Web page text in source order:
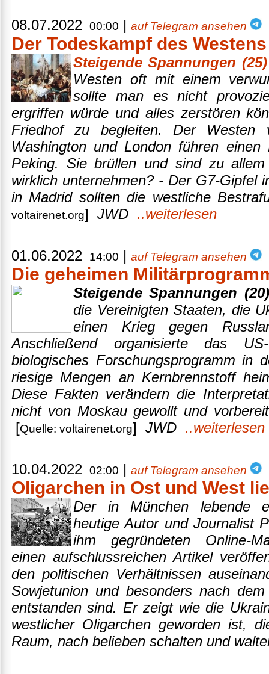
08.07.2022 00:00 | auf Telegram ansehen
Der Todeskampf des Westens
Steigende Spannungen (25)
Westen oft mit einem
sollte man es nicht
ergriffen würde und alles zerstören
Friedhof zu begleiten. Der
Washington und London führen
Peking. Sie brüllen und sind zu
wirklich unternehmen? - Der G7-Gipfel
in Madrid sollten die westliche
voltairenet.org] JWD ..weiterlesen
01.06.2022 14:00 | auf Telegram ansehen
Die geheimen
Steigende Spannungen
die Vereinigten Staaten, die
einen Krieg gegen
Anschließend organisierte das US-
biologisches Forschungsprogramm in
riesige Mengen an Kernbrennstoff
Diese Fakten verändern die
nicht von Moskau gewollt und
[Quelle: voltairenet.org] JWD ..weiterlesen
10.04.2022 02:00 | auf Telegram ansehen
Oligarchen in Ost und West
Der in München lebende
heutige Autor und Journalist
ihm gegründeten Online-
einen aufschlussreichen Artikel
den politischen Verhältnissen
Sowjetunion und besonders nach
entstanden sind. Er zeigt wie die
westlicher Oligarchen geworden ist,
Raum, nach belieben schalten und